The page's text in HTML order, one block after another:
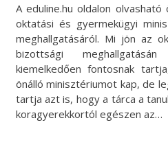
A eduline.hu oldalon
oktatási és gyermekügyi
meghallgatásáról. Mi jön az
bizottsági
kiemelkedően fontosnak
önálló minisztériumot kap, de
tartja azt is, hogy a tárca a
koragyerekkortól egészen az…